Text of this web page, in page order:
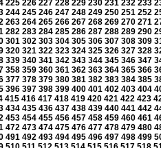
225 226 227 228 229 230 231 232 233
244 245 246 247 248 249 250 251 252
263 264 265 266 267 268 269 270 271
282 283 284 285 286 287 288 289 290
301 302 303 304 305 306 307 308 309
320 321 322 323 324 325 326 327 328
339 340 341 342 343 344 345 346 347
358 359 360 361 362 363 364 365 366
377 378 379 380 381 382 383 384 385
396 397 398 399 400 401 402 403 404
415 416 417 418 419 420 421 422 423
434 435 436 437 438 439 440 441 442
453 454 455 456 457 458 459 460 461
472 473 474 475 476 477 478 479 480
491 492 493 494 495 496 497 498 499